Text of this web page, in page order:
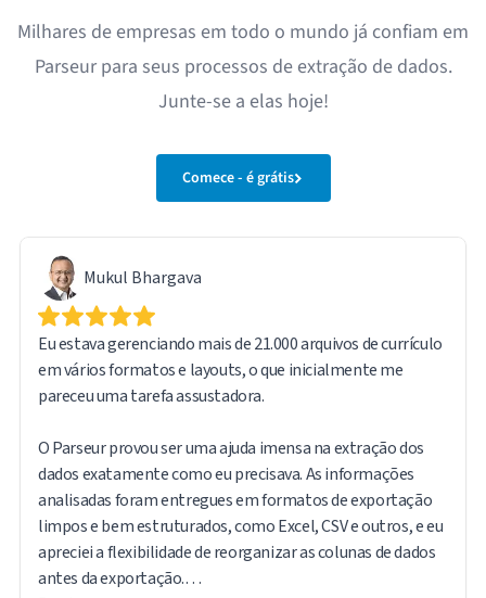
Milhares de empresas em todo o mundo já confiam em
Parseur para seus processos de extração de dados.
Junte-se a elas hoje!
Comece - é grátis
Mukul Bhargava
Eu estava gerenciando mais de 21.000 arquivos de currículo
em vários formatos e layouts, o que inicialmente me
pareceu uma tarefa assustadora.
O Parseur provou ser uma ajuda imensa na extração dos
dados exatamente como eu precisava. As informações
analisadas foram entregues em formatos de exportação
limpos e bem estruturados, como Excel, CSV e outros, e eu
apreciei a flexibilidade de reorganizar as colunas de dados
antes da exportação.